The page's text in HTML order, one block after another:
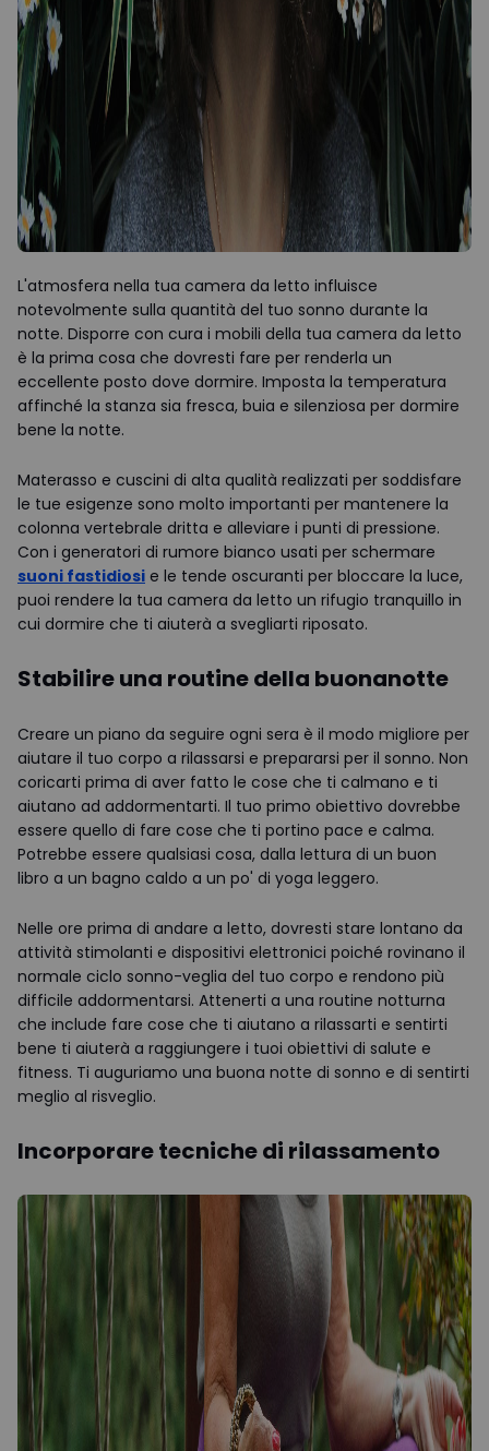
L'atmosfera nella tua camera da letto influisce
notevolmente sulla quantità del tuo sonno durante la
notte. Disporre con cura i mobili della tua camera da letto
è la prima cosa che dovresti fare per renderla un
eccellente posto dove dormire. Imposta la temperatura
affinché la stanza sia fresca, buia e silenziosa per dormire
bene la notte.
Materasso e cuscini di alta qualità realizzati per soddisfare
le tue esigenze sono molto importanti per mantenere la
colonna vertebrale dritta e alleviare i punti di pressione.
Con i generatori di rumore bianco usati per schermare
suoni fastidiosi e le tende oscuranti per bloccare la luce,
puoi rendere la tua camera da letto un rifugio tranquillo in
cui dormire che ti aiuterà a svegliarti riposato.
Stabilire una routine della buonanotte
Creare un piano da seguire ogni sera è il modo migliore per
aiutare il tuo corpo a rilassarsi e prepararsi per il sonno. Non
coricarti prima di aver fatto le cose che ti calmano e ti
aiutano ad addormentarti. Il tuo primo obiettivo dovrebbe
essere quello di fare cose che ti portino pace e calma.
Potrebbe essere qualsiasi cosa, dalla lettura di un buon
libro a un bagno caldo a un po' di yoga leggero.
Nelle ore prima di andare a letto, dovresti stare lontano da
attività stimolanti e dispositivi elettronici poiché rovinano il
normale ciclo sonno-veglia del tuo corpo e rendono più
difficile addormentarsi. Attenerti a una routine notturna
che include fare cose che ti aiutano a rilassarti e sentirti
bene ti aiuterà a raggiungere i tuoi obiettivi di salute e
fitness. Ti auguriamo una buona notte di sonno e di sentirti
meglio al risveglio.
Incorporare tecniche di rilassamento